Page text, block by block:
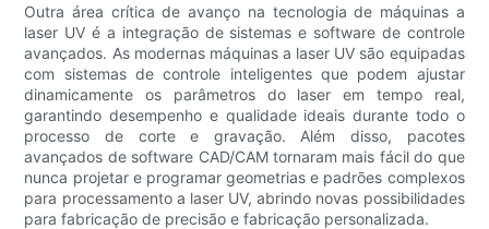
Outra área crítica de avanço na tecnologia de máquinas a
laser UV é a integração de sistemas e software de controle
avançados. As modernas máquinas a laser UV são equipadas
com sistemas de controle inteligentes que podem ajustar
dinamicamente os parâmetros do laser em tempo real,
garantindo desempenho e qualidade ideais durante todo o
processo de corte e gravação. Além disso, pacotes
avançados de software CAD/CAM tornaram mais fácil do que
nunca projetar e programar geometrias e padrões complexos
para processamento a laser UV, abrindo novas possibilidades
para fabricação de precisão e fabricação personalizada.